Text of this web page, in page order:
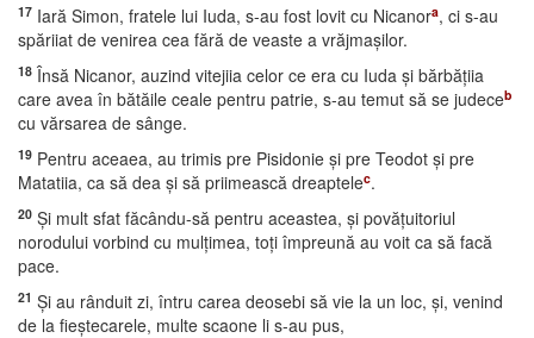
17 Iară Simon, fratele lui Iuda, s-au fost lovit cu Nicanora, ci s-au
spăriiat de venirea cea fără de veaste a vrăjmaşilor.
18 Însă Nicanor, auzind vitejiia celor ce era cu Iuda şi bărbăţiia
care avea în bătăile ceale pentru patrie, s-au temut să se judeceb
cu vărsarea de sânge.
19 Pentru aceaea, au trimis pre Pisidonie şi pre Teodot şi pre
Matatiia, ca să dea şi să priimească dreaptelec.
20 Şi mult sfat făcându-să pentru aceastea, şi povăţuitoriul
norodului vorbind cu mulţimea, toţi împreună au voit ca să facă
pace.
21 Şi au rânduit zi, întru carea deosebi să vie la un loc, şi, venind
de la fieştecarele, multe scaone li s-au pus,